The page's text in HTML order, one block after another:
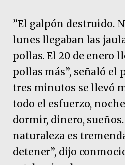
”El galpón destruido.
lunes llegaban las
pollas. El 20 de enero
pollas más”, señaló el
tres minutos se llevó
todo el esfuerzo,
dormir, dinero,
naturaleza es
detener”, dijo